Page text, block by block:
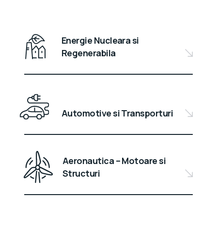
Energie Nucleara si
Regenerabila
Automotive si Transporturi
Aeronautica – Motoare si
Structuri